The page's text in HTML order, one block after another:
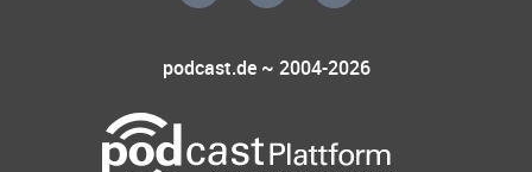
podcast.de ~ 2004-2026